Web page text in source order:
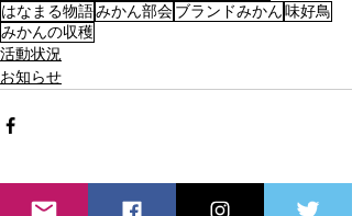
はなまる物語みかん部会ブランドみかん味好鳥
みかんの収穫
活動状況
お知らせ
最新記事 すべて表示